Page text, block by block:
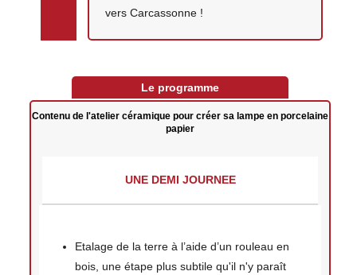
vers Carcassonne !
Le programme
Contenu de l'atelier céramique pour créer sa lampe en porcelaine
papier
UNE DEMI JOURNEE
Etalage de la terre à l’aide d’un rouleau en
bois, une étape plus subtile qu'il n'y paraît